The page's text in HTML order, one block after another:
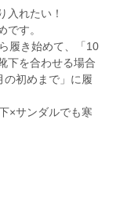
入れたい！
す。
履き始めて、「10
下を合わせる場合
の初めまで」に履
×サンダルでも寒